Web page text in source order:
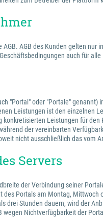
AGB des Kunden gelten
auch für
"Portal" oder "Portale"
Leistungen ist den einzelnen
Leistungen für
der vereinbarten
nicht ausschließlich das
Servers
der Verbindung seiner
Portals am Montag,
drei Stunden dauern, wird der
Nichtverfügbarkeit der